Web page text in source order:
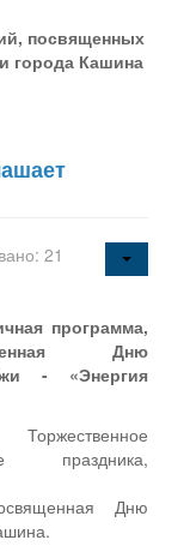
посвященных
города Кашина
21
программа,
Дню
- «Энергия
праздника,
Дню